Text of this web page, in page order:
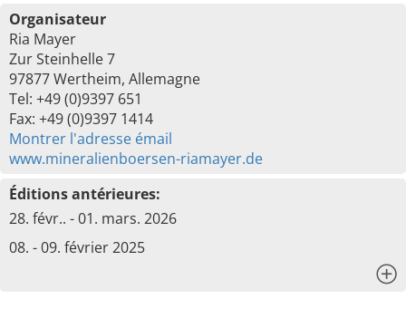
Organisateur
Ria Mayer
Zur Steinhelle 7
97877 Wertheim, Allemagne
Tel: +49 (0)9397 651
Fax: +49 (0)9397 1414
Montrer l'adresse émail
www.mineralienboersen-riamayer.de
Éditions antérieures:
28. févr.. - 01. mars. 2026
08. - 09. février 2025